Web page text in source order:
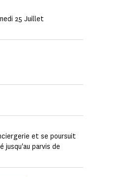
25 Juillet
et se poursuit
jusqu'au parvis de